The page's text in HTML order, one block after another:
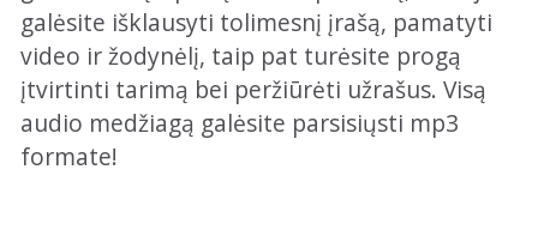
galėsite išklausyti tolimesnį įrašą, pamatyti
video ir žodynėlį, taip pat turėsite progą
įtvirtinti tarimą bei peržiūrėti užrašus. Visą
audio medžiagą galėsite parsisiųsti mp3
formate!